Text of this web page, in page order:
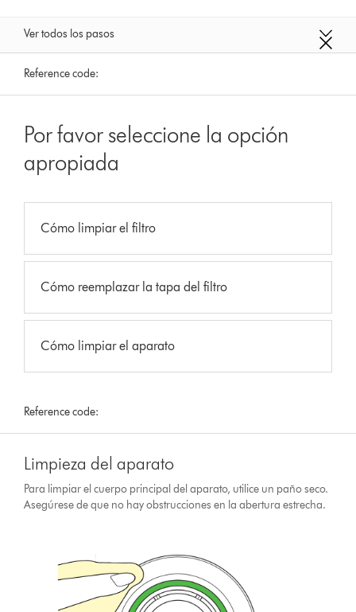
Ver todos los pasos
Reference code:
Por favor seleccione la opción
apropiada
Cómo limpiar el filtro
Cómo reemplazar la tapa del filtro
Cómo limpiar el aparato
Reference code:
Limpieza del aparato
Para limpiar el cuerpo principal del aparato, utilice un paño seco.
Asegúrese de que no hay obstrucciones en la abertura estrecha.